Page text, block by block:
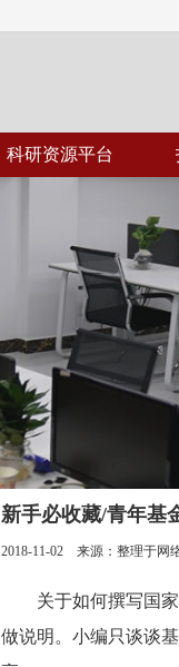
科研资源平台
新手必收藏/青年基
2018-11-02 来源：整理于网
关于如何撰写国
做说明。小编只谈谈